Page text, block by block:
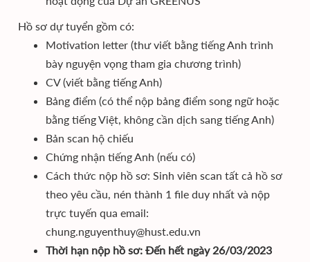
Hồ sơ dự tuyển gồm có:
Motivation letter (thư viết bằng tiếng Anh trình
bày nguyện vọng tham gia chương trình)
CV (viết bằng tiếng Anh)
Bảng điểm (có thể nộp bảng điểm song ngữ hoặc
bằng tiếng Việt, không cần dịch sang tiếng Anh)
Bản scan hộ chiếu
Chứng nhận tiếng Anh (nếu có)
Cách thức nộp hồ sơ: Sinh viên scan tất cả hồ sơ
theo yêu cầu, nén thành 1 file duy nhất và nộp
trực tuyến qua email:
chung.nguyenthuy@hust.edu.vn
Thời hạn nộp hồ sơ: Đến hết ngày 26/03/2023